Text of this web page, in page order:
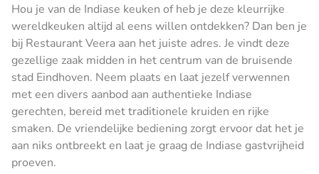
Hou je van de Indiase keuken of heb je deze kleurrijke
wereldkeuken altijd al eens willen ontdekken? Dan ben je
bij Restaurant Veera aan het juiste adres. Je vindt deze
gezellige zaak midden in het centrum van de bruisende
stad Eindhoven. Neem plaats en laat jezelf verwennen
met een divers aanbod aan authentieke Indiase
gerechten, bereid met traditionele kruiden en rijke
smaken. De vriendelijke bediening zorgt ervoor dat het je
aan niks ontbreekt en laat je graag de Indiase gastvrijheid
proeven.